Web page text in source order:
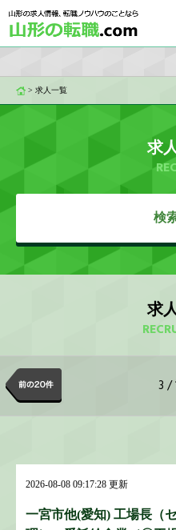
> 求人一覧
求
検
求
3 /
2026-08-08 09:17:28 更新
一宮市他(愛知) 工場長（